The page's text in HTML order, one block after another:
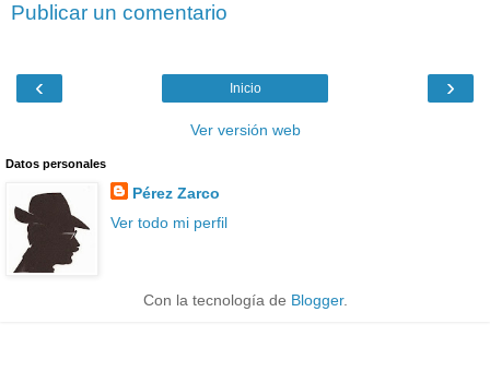
Publicar un comentario
‹ ›
Inicio
Ver versión web
Datos personales
Pérez Zarco
Ver todo mi perfil
Con la tecnología de Blogger.